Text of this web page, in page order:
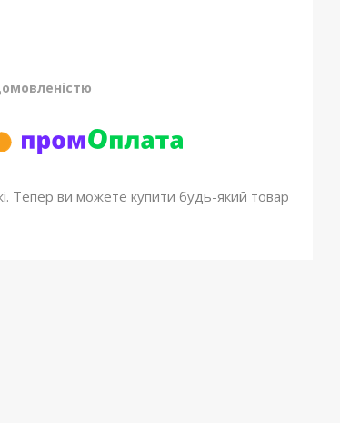
Тепер ви можете купити будь-який товар